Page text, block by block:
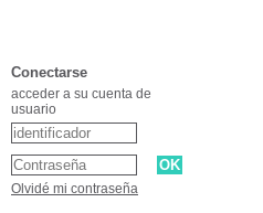
Conectarse
acceder a su cuenta de
usuario
Olvidé mi contraseña